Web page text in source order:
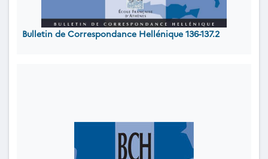
Bulletin de Correspondance Hellénique 136-137.2